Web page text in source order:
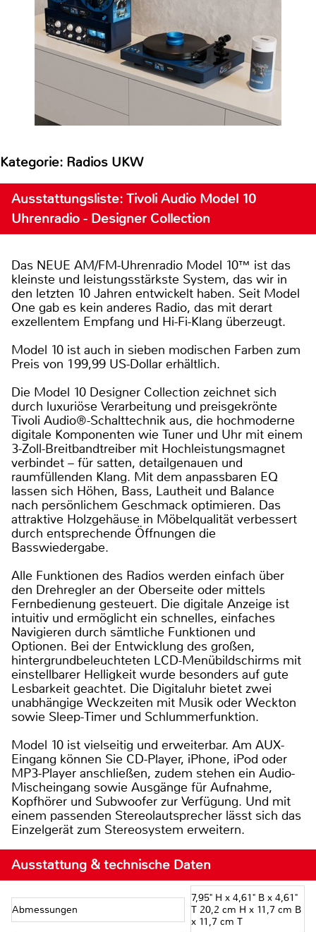
Kategorie: Radios UKW
Ausstattungsliste: Tivoli Audio Model 10
Uhrenradio - Designer Collection
Das NEUE AM/FM-Uhrenradio Model 10™ ist das
kleinste und leistungsstärkste System, das wir in
den letzten 10 Jahren entwickelt haben. Seit Model
One gab es kein anderes Radio, das mit derart
exzellentem Empfang und Hi-Fi-Klang überzeugt.
Model 10 ist auch in sieben modischen Farben zum
Preis von 199,99 US-Dollar erhältlich.
Die Model 10 Designer Collection zeichnet sich
durch luxuriöse Verarbeitung und preisgekrönte
Tivoli Audio®-Schalttechnik aus, die hochmoderne
digitale Komponenten wie Tuner und Uhr mit einem
3-Zoll-Breitbandtreiber mit Hochleistungsmagnet
verbindet – für satten, detailgenauen und
raumfüllenden Klang. Mit dem anpassbaren EQ
lassen sich Höhen, Bass, Lautheit und Balance
nach persönlichem Geschmack optimieren. Das
attraktive Holzgehäuse in Möbelqualität verbessert
durch entsprechende Öffnungen die
Basswiedergabe.
Alle Funktionen des Radios werden einfach über
den Drehregler an der Oberseite oder mittels
Fernbedienung gesteuert. Die digitale Anzeige ist
intuitiv und ermöglicht ein schnelles, einfaches
Navigieren durch sämtliche Funktionen und
Optionen. Bei der Entwicklung des großen,
hintergrundbeleuchteten LCD-Menübildschirms mit
einstellbarer Helligkeit wurde besonders auf gute
Lesbarkeit geachtet. Die Digitaluhr bietet zwei
unabhängige Weckzeiten mit Musik oder Weckton
sowie Sleep-Timer und Schlummerfunktion.
Model 10 ist vielseitig und erweiterbar. Am AUX-
Eingang können Sie CD-Player, iPhone, iPod oder
MP3-Player anschließen, zudem stehen ein Audio-
Mischeingang sowie Ausgänge für Aufnahme,
Kopfhörer und Subwoofer zur Verfügung. Und mit
einem passenden Stereolautsprecher lässt sich das
Einzelgerät zum Stereosystem erweitern.
Ausstattung & technische Daten
Abmessungen
7,95" H x 4,61" B x 4,61"
T 20,2 cm H x 11,7 cm B
x 11,7 cm T